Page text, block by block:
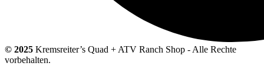
© 2025 Kremsreiter’s Quad + ATV Ranch Shop - Alle Rechte
vorbehalten.